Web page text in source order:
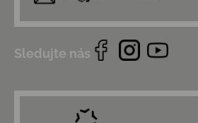
Sledujte nás